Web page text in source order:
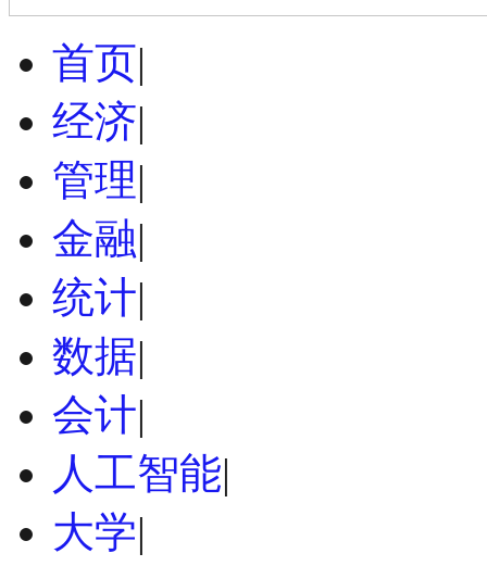
首页|
经济|
管理|
金融|
统计|
数据|
会计|
人工智能|
大学|